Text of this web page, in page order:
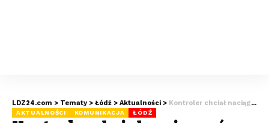
LDZ24.com > Tematy > Łódź > Aktualności > Kontroler chciał naciągnąć łodziankę na 500 zł? MPK umorzyło jej sprawę
AKTUALNOŚCI KOMUNIKACJA ŁÓDŹ